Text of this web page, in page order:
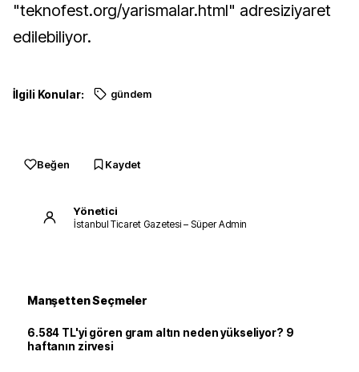
"teknofest.org/yarismalar.html" adresiziyaret
edilebiliyor.
İlgili Konular: gündem
Beğen Kaydet
Yönetici
İstanbul Ticaret Gazetesi – Süper Admin
Manşetten Seçmeler
6.584 TL'yi gören gram altın neden yükseliyor? 9
haftanın zirvesi